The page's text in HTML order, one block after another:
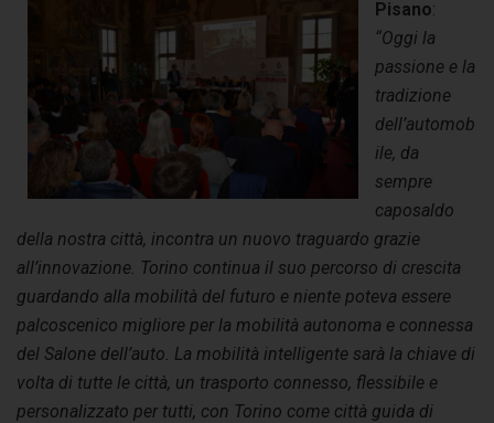
Pisano:
“Oggi la
passione e la
tradizione
dell’automob
ile, da
sempre
caposaldo
della nostra città, incontra un nuovo traguardo grazie
all’innovazione. Torino continua il suo percorso di crescita
guardando alla mobilità del futuro e niente poteva essere
palcoscenico migliore per la mobilità autonoma e connessa
del Salone dell’auto. La mobilità intelligente sarà la chiave di
volta di tutte le città, un trasporto connesso, flessibile e
personalizzato per tutti, con Torino come città guida di